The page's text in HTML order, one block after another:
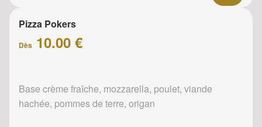
Pizza Pokers
Dès 10.00 €
Base crème fraîche, mozzarella, poulet, viande
hachée, pommes de terre, origan